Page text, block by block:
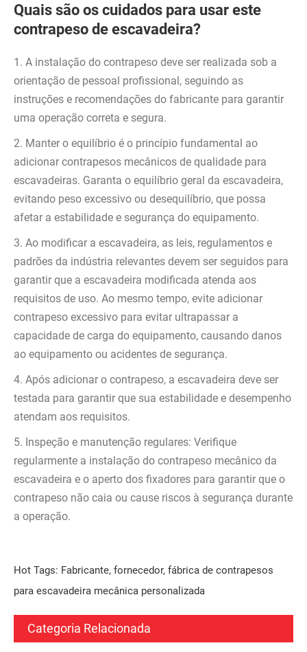
Quais são os cuidados para usar este
contrapeso de escavadeira?
1. A instalação do contrapeso deve ser realizada sob a
orientação de pessoal profissional, seguindo as
instruções e recomendações do fabricante para garantir
uma operação correta e segura.
2. Manter o equilíbrio é o princípio fundamental ao
adicionar contrapesos mecânicos de qualidade para
escavadeiras. Garanta o equilíbrio geral da escavadeira,
evitando peso excessivo ou desequilíbrio, que possa
afetar a estabilidade e segurança do equipamento.
3. Ao modificar a escavadeira, as leis, regulamentos e
padrões da indústria relevantes devem ser seguidos para
garantir que a escavadeira modificada atenda aos
requisitos de uso. Ao mesmo tempo, evite adicionar
contrapeso excessivo para evitar ultrapassar a
capacidade de carga do equipamento, causando danos
ao equipamento ou acidentes de segurança.
4. Após adicionar o contrapeso, a escavadeira deve ser
testada para garantir que sua estabilidade e desempenho
atendam aos requisitos.
5. Inspeção e manutenção regulares: Verifique
regularmente a instalação do contrapeso mecânico da
escavadeira e o aperto dos fixadores para garantir que o
contrapeso não caia ou cause riscos à segurança durante
a operação.
Hot Tags: Fabricante, fornecedor, fábrica de contrapesos
para escavadeira mecânica personalizada
Categoria Relacionada